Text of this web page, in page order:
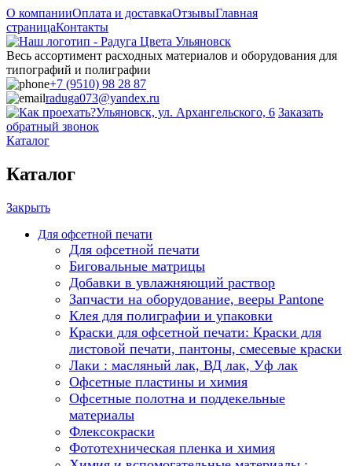
О компанииОплата и доставкаОтзывыГлавная
страницаКонтакты
Весь ассортимент расходных материалов и оборудования для
типографий и полиграфии
+7 (9510) 98 28 87
raduga073@yandex.ru
Ульяновск, ул. Архангельского, 6 Заказать
обратный звонок
Каталог
Каталог
Закрыть
Для офсетной печати
Для офсетной печати
Биговальные матрицы
Добавки в увлажняющий раствор
Запчасти на оборудование, вееры Pantone
Клея для полиграфии и упаковки
Краски для офсетной печати: Краски для
листовой печати, пантоны, смесевые краски
Лаки : масляный лак, ВД лак, Уф лак
Офсетные пластины и химия
Офсетные полотна и поддекельные
материалы
Флексокраски
Фототехническая пленка и химия